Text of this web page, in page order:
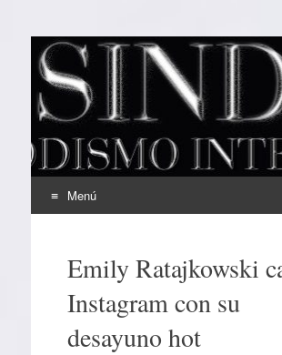
EL SINDICAL
Periodismo Inteligente
Menú
contenidoEmily Ratajkowski
Instagram con su
desayuno hot